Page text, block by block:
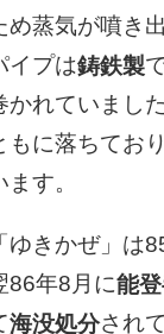
め蒸気が噴き
イプは鋳鉄製
かれていまし
もに落ちてお
す。
ゆきかぜ」は
86年8月に能
海没処分され